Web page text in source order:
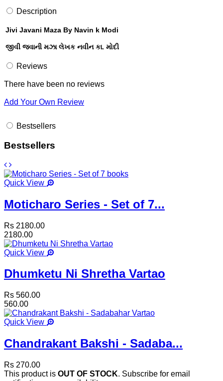
Description
Jivi Javani Maza By Navin k Modi
જીવી જવાની મઝા લેખક નવીન કા. મોદી
Reviews
There have been no reviews
Add Your Own Review
Bestsellers
Bestsellers
Quick View
Moticharo Series - Set of 7...
Rs 2180.00
2180.00
Quick View
Dhumketu Ni Shretha Vartao
Rs 560.00
560.00
Quick View
Chandrakant Bakshi - Sadaba...
Rs 270.00
This product is OUT OF STOCK. Subscribe for email